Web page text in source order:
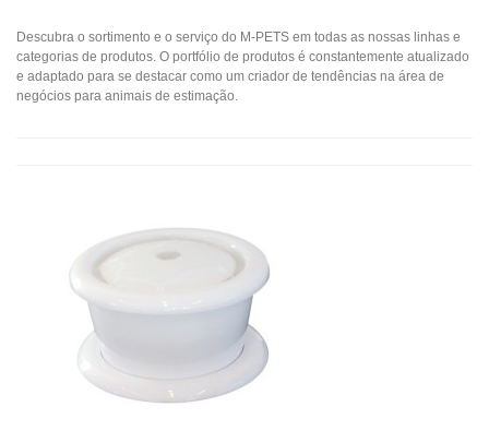
Descubra o sortimento e o serviço do M-PETS em todas as nossas linhas e
categorias de produtos. O portfólio de produtos é constantemente atualizado
e adaptado para se destacar como um criador de tendências na área de
negócios para animais de estimação.